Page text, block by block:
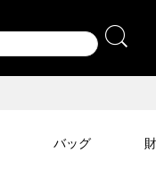
バッグ